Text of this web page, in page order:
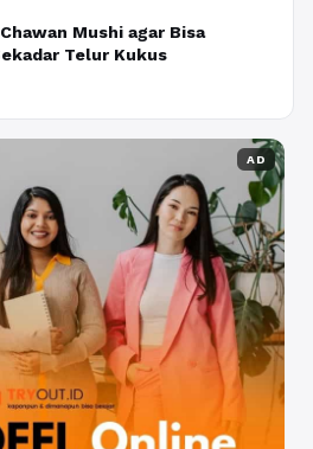
Mushi agar Bisa
Telur Kukus
AD